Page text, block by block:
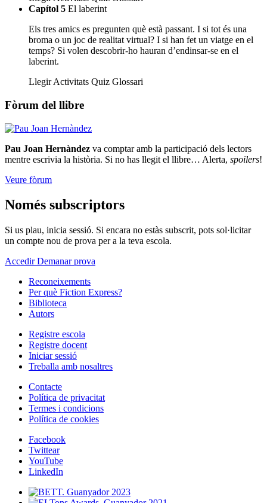
Capítol 5 El laberint
Els tres amics es pregunten què està passant. I si tot és una
broma o un joc de realitat virtual? I si han fet un viatge en el
temps? Si volen descobrir-ho hauran d’endinsar-se en el
laberint.
Llegir Activitats Quiz Glossari
Fòrum del llibre
Pau Joan Hernàndez va comptar amb la participació dels lectors
mentre escrivia la història. Si no has llegit el llibre… Alerta, spoilers!
Veure fòrum
Només subscriptors
Si us plau, inicia sessió. Si encara no estàs subscrit, pots sol·licitar
un compte nou de prova per a la teva escola.
AccedirDemanar prova
Reconeixements
Per què Fiction Express?
Biblioteca
Autors
Registre escola
Registre docent
Iniciar sessió
Treballa amb nosaltres
Contacte
Política de privacitat
Termes i condicions
Política de cookies
Facebook
Twittear
YouTube
LinkedIn